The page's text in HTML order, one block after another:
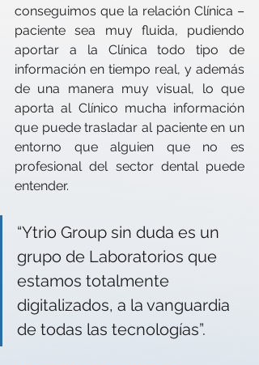
conseguimos que la relación Clínica –
paciente sea muy fluida, pudiendo
aportar a la Clínica todo tipo de
información en tiempo real, y además
de una manera muy visual, lo que
aporta al Clínico mucha información
que puede trasladar al paciente en un
entorno que alguien que no es
profesional del sector dental puede
entender.
“Ytrio Group sin duda es un
grupo de Laboratorios que
estamos totalmente
digitalizados, a la vanguardia
de todas las tecnologías”.